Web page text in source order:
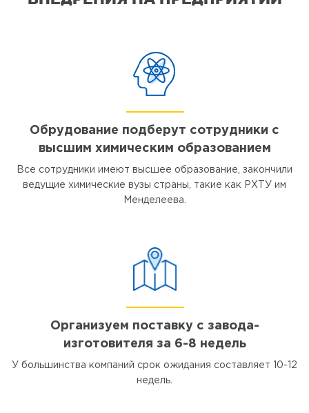
Обрудование подберут сотрудники с
высшим химическим образованием
Все сотрудники имеют высшее образование, закончили
ведущие химические вузы страны, такие как РХТУ им
Менделеева.
Организуем поставку с завода-
изготовителя за 6-8 недель
У большинства компаний срок ожидания составляет 10-12
недель.